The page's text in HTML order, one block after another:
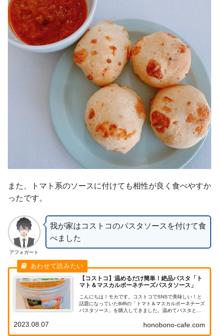
また、トマト系のソースに付けても相性が良く食べやすか
ったです。
アフォガート
我が家はコストコのパスタソースを付けて食
べました
【コストコ】温めるだけ簡単！絶品パスタ「ト
マト＆マスカルポーネチーズパスタソース」
こんにちは！モカです。コストコでSNSで美味しい！と
話題になっていたBiffiの「トマト＆マスカルポーネチーズ
パスタソース」を購入してきました。温めてパスタと和
です。そのままでもアレンジしても楽しめそうなパスタ
honobono-cafe.com
2023.08.07